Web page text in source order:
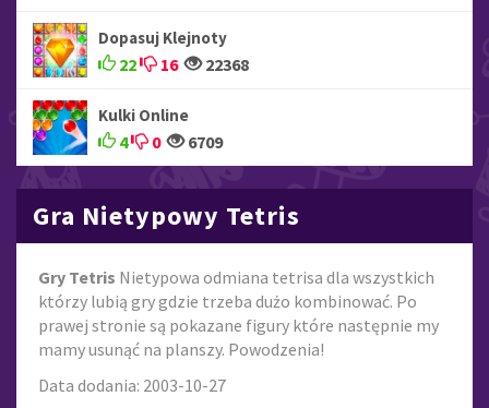
Dopasuj Klejnoty
22 16 22368
Kulki Online
4 0 6709
Gra Nietypowy Tetris
Gry Tetris Nietypowa odmiana tetrisa dla wszystkich
którzy lubią gry gdzie trzeba dużo kombinować. Po
prawej stronie są pokazane figury które następnie my
mamy usunąć na planszy. Powodzenia!
Data dodania: 2003-10-27